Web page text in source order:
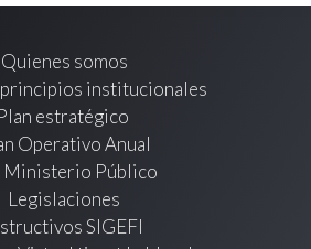
Quienes somos
institucionales
estratégico
Operativo Anual
Ministerio Público
Legislaciones
SIGEFI